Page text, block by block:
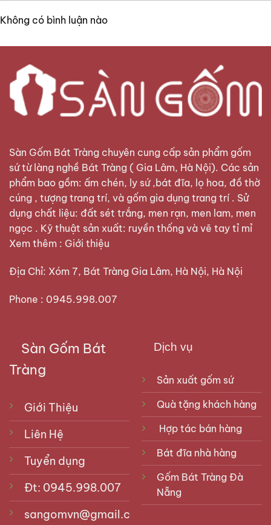
Không có bình luận nào
Sàn Gốm Bát Tràng chuyên cung cấp sản phẩm gốm
sứ từ làng nghề Bát Tràng ( Gia Lâm, Hà Nội). Các sản
phẩm bao gồm: ấm chén, ly sứ ,bát đĩa, lọ hoa, đồ thờ
cúng , tượng trang trí, và gốm gia dụng trang trí . Sử
dụng chất liệu: đất sét trắng, men rạn, men lam, men
ngọc . Kỹ thuật sản xuất: ruyền thống và vẽ tay tỉ mỉ
Xem thêm : Giới thiệu
Địa Chỉ: Xóm 7, Bát Tràng Gia Lâm, Hà Nội, Hà Nội
Phone : 0945.998.007
Sàn Gốm Bát
Tràng
Giới Thiệu
Liên Hệ
Tuyển dụng
Đt: 0945.998.007
sangomvn@gmail.com
Dịch vụ
Sản xuất gốm sứ
Quà tặng khách hàng
Hợp tác bán hàng
Bát đĩa nhà hàng
Gốm Bát Tràng Đà
Nẵng